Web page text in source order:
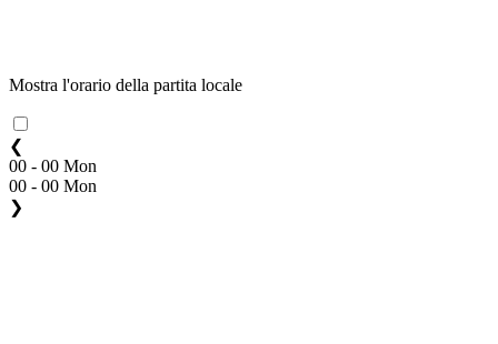
Mostra l'orario della partita locale
❮
00 - 00 Mon
00 - 00 Mon
❯